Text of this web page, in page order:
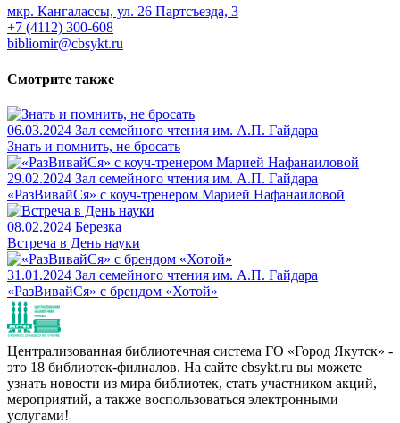
мкр. Кангалассы, ул. 26 Партсъезда, 3
+7 (4112) 300-608
bibliomir@cbsykt.ru
Смотрите также
06.03.2024 Зал семейного чтения им. А.П. Гайдара
Знать и помнить, не бросать
29.02.2024 Зал семейного чтения им. А.П. Гайдара
«РазВивайСя» с коуч-тренером Марией Нафанаиловой
08.02.2024 Березка
Встреча в День науки
31.01.2024 Зал семейного чтения им. А.П. Гайдара
«РазВивайСя» с брендом «Хотой»
Централизованная библиотечная система ГО «Город Якутск» -
это 18 библиотек-филиалов. На сайте cbsykt.ru вы можете
узнать новости из мира библиотек, стать участником акций,
мероприятий, а также воспользоваться электронными
услугами!